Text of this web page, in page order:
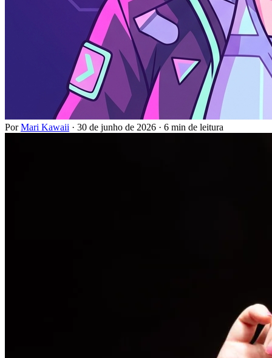
PorMari Kawaii · 30 de junho de 2026 · 6 min de leitura